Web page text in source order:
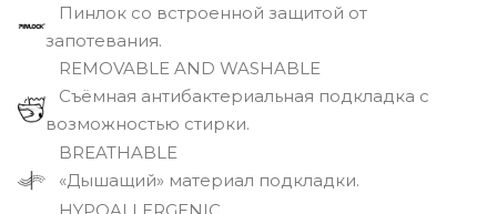
Пинлок со встроенной защитой от
запотевания.
REMOVABLE AND WASHABLE
Съёмная антибактериальная подкладка с
возможностью стирки.
BREATHABLE
«Дышащий» материал подкладки.